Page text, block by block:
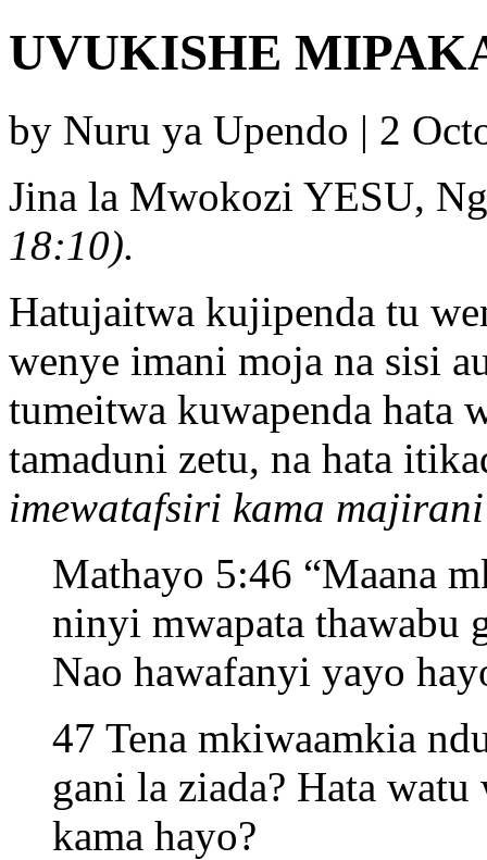
UVUKISHE
by Nuru ya Upendo | 2
Jina la Mwokozi YESU,
18:10).
Hatujaitwa kujipenda tu
wenye imani moja na sisi
tumeitwa kuwapenda hata
tamaduni zetu, na hata
imewatafsiri kama
Mathayo 5:46 “Maana
ninyi mwapata thawabu
Nao hawafanyi yayo
47 Tena mkiwaamkia
gani la ziada? Hata
kama hayo?